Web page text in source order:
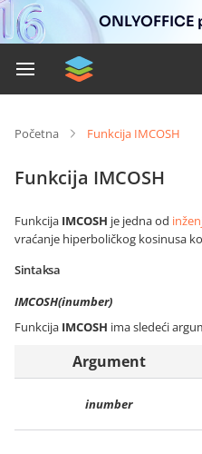
Početna Funkcija IMCOSH
Funkcija IMCOSH
Funkcija IMCOSH je jedna od
vraćanje hiperboličkog kosinusa
Sintaksa
IMCOSH(inumber)
Funkcija IMCOSH ima sledeći
Argument
inumber